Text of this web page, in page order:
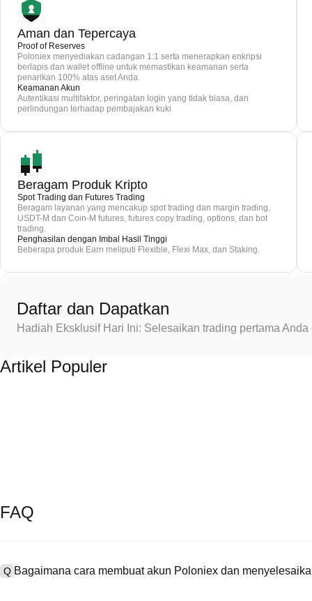
Aman dan Tepercaya
Proof of Reserves
Poloniex menyediakan cadangan 1:1 serta menerapkan enkripsi
berlapis dan wallet offline untuk memastikan keamanan serta
penarikan 100% atas aset Anda.
Keamanan Akun
Autentikasi multifaktor, peringatan login yang tidak biasa, dan
perlindungan terhadap pembajakan kuki
Beragam Produk Kripto
Spot Trading dan Futures Trading
Beragam layanan yang mencakup spot trading dan margin trading,
USDT-M dan Coin-M futures, futures copy trading, options, dan bot
trading.
Penghasilan dengan Imbal Hasil Tinggi
Beberapa produk Earn meliputi Flexible, Flexi Max, dan Staking.
Daftar dan Dapatkan
Hadiah Eksklusif Hari Ini: Selesaikan trading pertama
Artikel Populer
FAQ
Q Bagaimana cara membuat akun Poloniex dan